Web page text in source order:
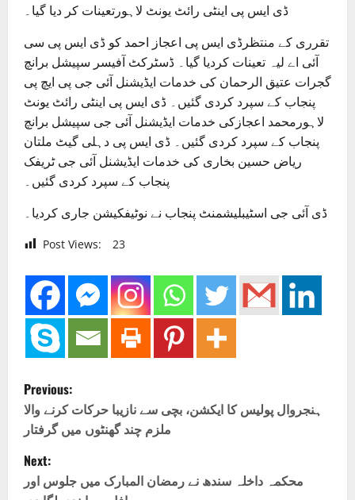
ڈی ایس پی اینٹی رائٹ یونٹ لاہورتعینات کر دیا گیا۔
تقرری کے منتظرڈی ایس پی اعجاز احمد کو ڈی ایس پی سی
آئی اے لیہ تعینات کردیا گیا۔ ڈسٹرکٹ آفیسر سپیشل برانچ
گجرات عتیق الرحمان کی خدمات ایڈیشنل آئی جی پی ایچ پی
پنجاب کے سپرد کردی گئیں۔ ڈی ایس پی اینٹی رائٹ یونٹ
لاہورمحمد اعجازکی خدمات ایڈیشنل آئی جی سپیشل برانچ
پنجاب کے سپرد کردی گئیں۔ ڈی ایس پی دہلی گیٹ ملتان
ریاض حسین بخاری کی خدمات ایڈیشنل آئی جی ٹریفک
پنجاب کے سپرد کردی گئیں۔
ڈی آئی جی اسٹیبلیشمنٹ پنجاب نے نوٹیفکیشن جاری کردیا۔
Post Views: 23
P
o
s
t
Previous:
ہنجروال پولیس کا ایکشن، بچی سے نازیبا حرکات کرنے والا
ملزم چند گھنٹوں میں گرفتار
Next:
محکمہ داخلہ سندھ نے رمضان المبارک میں جلوس اور